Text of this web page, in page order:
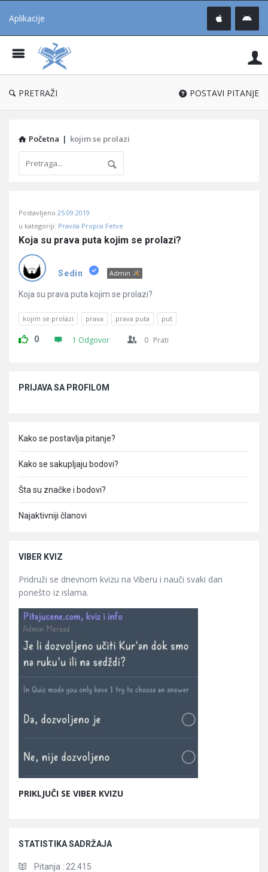
Aplikacije
®
PRETRAŽI POSTAVI PITANJE
Početna | kojim se prolazi
Učene
Latest
Pitanja
Postavljeno 25.09.2019
u kategoriji: Pravila Propisi Fetve
Koja su prava puta kojim se prolazi?
Sedin Admin
Koja su prava puta kojim se prolazi?
kojim se prolazi prava prava puta put
0 1 Odgovor 0 Prati
PRIJAVA SA PROFILOM
Kako se postavlja pitanje?
Kako se sakupljaju bodovi?
Šta su značke i bodovi?
Najaktivniji članovi
VIBER KVIZ
Pridruži se dnevnom kvizu na Viberu i nauči svaki dan
ponešto iz islama.
PRIKLJUČI SE VIBER KVIZU
STATISTIKA SADRŽAJA
Pitanja : 22.415